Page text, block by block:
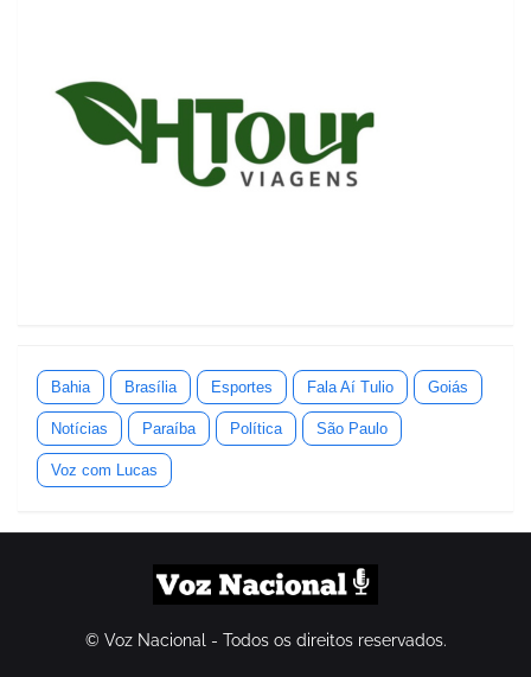
Bahia Brasília Esportes Fala Aí Tulio Goiás
Notícias Paraíba Política São Paulo
Voz com Lucas
© Voz Nacional - Todos os direitos reservados.